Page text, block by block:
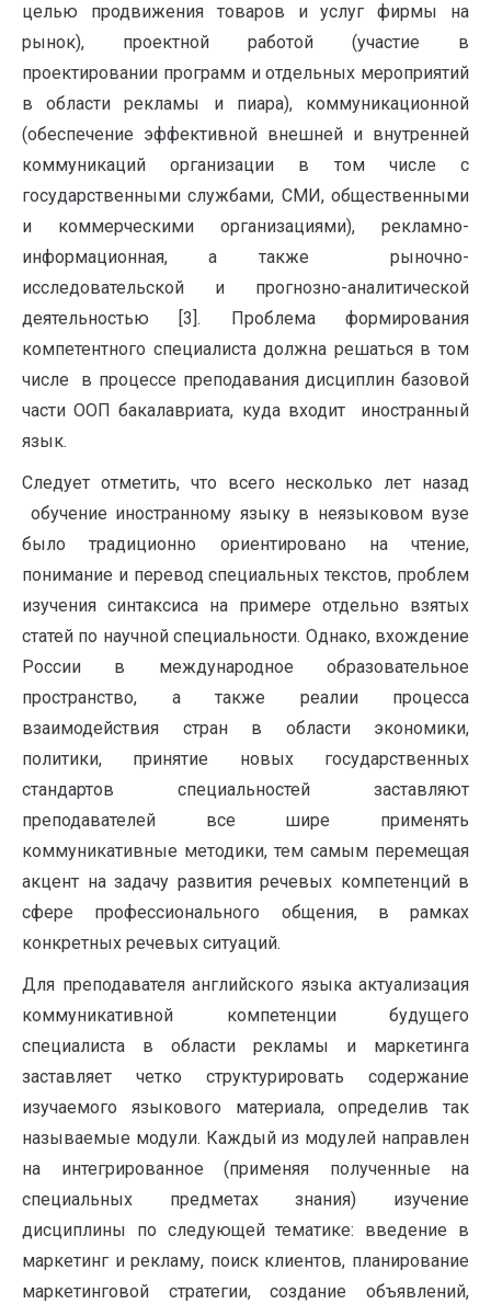
целью продвижения товаров и услуг фирмы на
рынок), проектной работой (участие в
проектировании программ и отдельных мероприятий
в области рекламы и пиара), коммуникационной
(обеспечение эффективной внешней и внутренней
коммуникаций организации в том числе с
государственными службами, СМИ, общественными
и коммерческими организациями), рекламно-
информационная, а также рыночно-
исследовательской и прогнозно-аналитической
деятельностью [3]. Проблема формирования
компетентного специалиста должна решаться в том
числе в процессе преподавания дисциплин базовой
части ООП бакалавриата, куда входит иностранный
язык.
Следует отметить, что всего несколько лет назад
обучение иностранному языку в неязыковом вузе
было традиционно ориентировано на чтение,
понимание и перевод специальных текстов, проблем
изучения синтаксиса на примере отдельно взятых
статей по научной специальности. Однако, вхождение
России в международное образовательное
пространство, а также реалии процесса
взаимодействия стран в области экономики,
политики, принятие новых государственных
стандартов специальностей заставляют
преподавателей все шире применять
коммуникативные методики, тем самым перемещая
акцент на задачу развития речевых компетенций в
сфере профессионального общения, в рамках
конкретных речевых ситуаций.
Для преподавателя английского языка актуализация
коммуникативной компетенции будущего
специалиста в области рекламы и маркетинга
заставляет четко структурировать содержание
изучаемого языкового материала, определив так
называемые модули. Каждый из модулей направлен
на интегрированное (применяя полученные на
специальных предметах знания) изучение
дисциплины по следующей тематике: введение в
маркетинг и рекламу, поиск клиентов, планирование
маркетинговой стратегии, создание объявлений,